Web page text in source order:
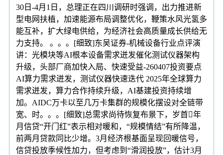
30日-4月1日，总理正在四川调研时强调，出力推进新
型电网扶植，加速能源布局调整优化，鞭策水风光氢多
能互补，扩大绿电供给，为经济社会高质量成长供给无
力支持。 。。。[细致]东吴证券-机械设备行业点评演
讲：光模块等AI根本设备需求迸发催化测试仪器架构
升级，头部厂商加快入局、快速受益-260407投资要点
AI算力需求迸发，测试仪器快速迭代 2025年全球算力
需求迸发，算力合作持续升级，AI基建投资持续增
加。AIDC万卡以至几万卡集群的规模化摆设对全链带
宽、时。。。[细致]总需求尚待恢复布景下，岁首年
月信贷“开门红”表示相对暖和，“规模情结”有所降温，
前两月贷款同比少增。3月经济根基面呈现回暖信号，
信贷投放季候性加力，但考虑到“滑润投放”，估计3月